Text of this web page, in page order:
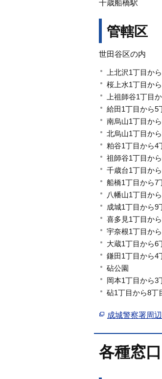
千歳船橋駅
管轄区
世田谷区の内
上北沢1丁目か
桜上水1丁目か
上祖師谷1丁目
給田1丁目から5
南烏山1丁目か
北烏山1丁目か
粕谷1丁目から4
祖師谷1丁目か
千歳台1丁目か
船橋1丁目から7
八幡山1丁目か
成城1丁目から9
喜多見1丁目か
宇奈根1丁目か
大蔵1丁目から6
鎌田1丁目から4
砧公園
岡本1丁目から3
砧1丁目から8丁
成城警察署周
各種窓口